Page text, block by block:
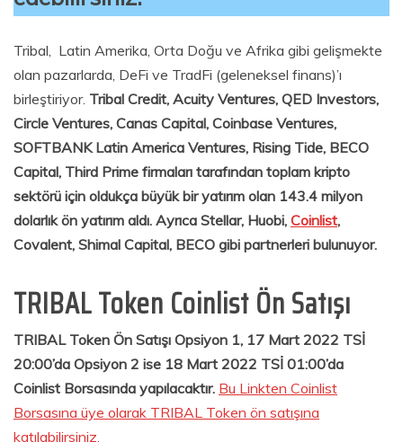
Tribal, Latin Amerika, Orta Doğu ve Afrika gibi gelişmekte
olan pazarlarda, DeFi ve TradFi (geleneksel finans)’ı
birleştiriyor. Tribal Credit, Acuity Ventures, QED Investors,
Circle Ventures, Canas Capital, Coinbase Ventures,
SOFTBANK Latin America Ventures, Rising Tide, BECO
Capital, Third Prime firmaları tarafından toplam kripto
sektörü için oldukça büyük bir yatırım olan 143.4 milyon
dolarlık ön yatırım aldı. Ayrıca Stellar, Huobi, Coinlist,
Covalent, Shimal Capital, BECO gibi partnerleri bulunuyor.
TRIBAL Token Coinlist Ön Satışı
TRIBAL Token Ön Satışı Opsiyon 1, 17 Mart 2022 TSİ
20:00’da Opsiyon 2 ise 18 Mart 2022 TSİ 01:00’da
Coinlist Borsasında yapılacaktır. Bu Linkten Coinlist
Borsasına üye olarak TRIBAL Token ön satışına
katılabilirsiniz.